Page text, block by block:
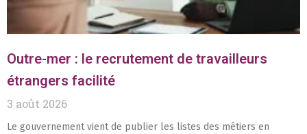
Outre-mer : le recrutement de travailleurs
étrangers facilité
3 août 2026
Le gouvernement vient de publier les listes des métiers en